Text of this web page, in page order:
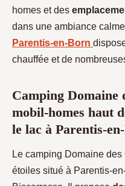
homes et des
dans une ambiance
Parentis-en-Born
chauffée et de
Camping Domaine
mobil-homes haut
le lac à Parentis-
Le camping Domaine
étoiles situé à Parentis-